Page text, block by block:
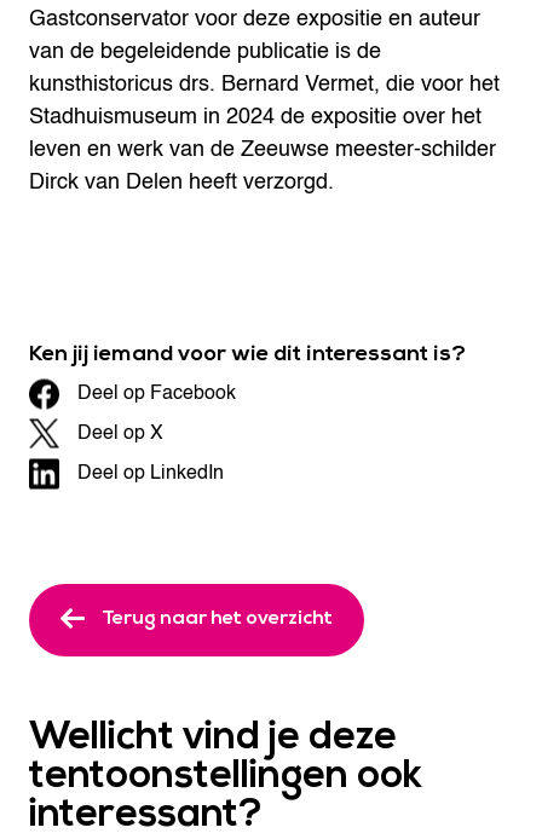
Gastconservator voor deze expositie en auteur
van de begeleidende publicatie is de
kunsthistoricus drs. Bernard Vermet, die voor het
Stadhuismuseum in 2024 de expositie over het
leven en werk van de Zeeuwse meester-schilder
Dirck van Delen heeft verzorgd.
Ken jij iemand voor wie dit interessant is?
Deel op Facebook
Deel op X
Deel op LinkedIn
Terug naar het overzicht
Wellicht vind je deze
tentoonstellingen ook
interessant?